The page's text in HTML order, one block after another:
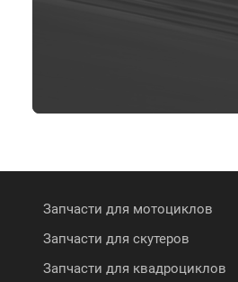
Запчасти для мотоциклов
Запчасти для скутеров
Запчасти для квадроциклов